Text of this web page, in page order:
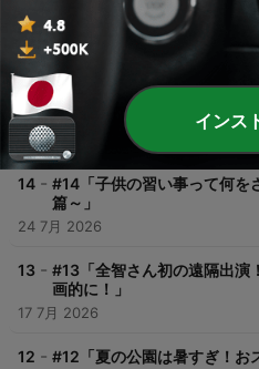
エピソード
15 - #15「イヤイヤ期の歯磨きっ
ーーーー！」
31 7月 2026
14 - #14「子供の習い事って何を
篇～」
24 7月 2026
13 - #13「全智さん初の遠隔出演
画的に！」
17 7月 2026
12 - #12「夏の公園は暑すぎ！お
インス